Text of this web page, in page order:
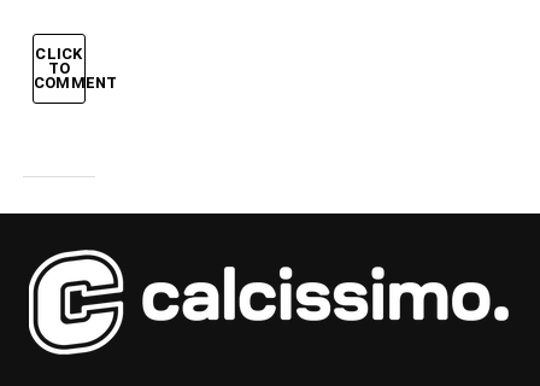
CLICK
TO
COMMENT